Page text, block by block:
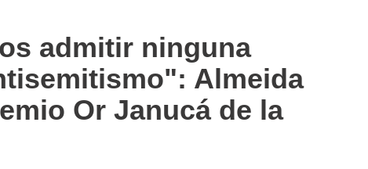
admitir ninguna
Almeida
Or Janucá de la